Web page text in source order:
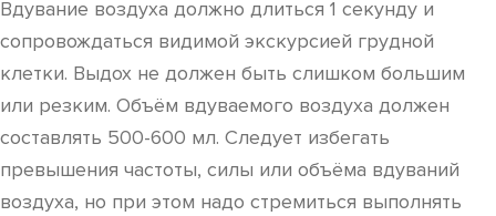
Вдувание воздуха должно длиться 1 секунду и
сопровождаться видимой экскурсией грудной
клетки. Выдох не должен быть слишком большим
или резким. Объём вдуваемого воздуха должен
составлять 500-600 мл. Следует избегать
превышения частоты, силы или объёма вдуваний
воздуха, но при этом надо стремиться выполнять